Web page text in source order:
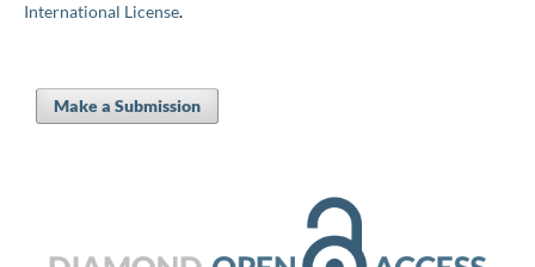
International License.
Make a Submission